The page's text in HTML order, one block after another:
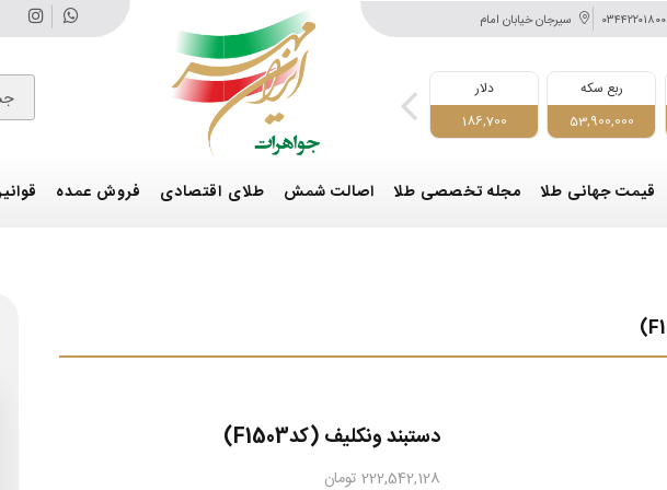
۰۳۴۴۲۲۰۱۸۰۰ سیرجان خیابان امام
ربع سکه
53,900,000
دلار
186,700
اونس طلا
4,340
قیمت جهانی طلا مجله تخصصی طلا اصالت شمش طلای اقتصادی فروش عمده
دستبند ونکلیف (کدF1503)
222,542,128 تومان